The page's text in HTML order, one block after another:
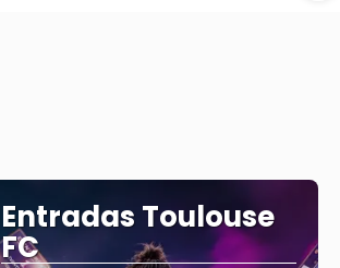
Entradas Toulouse
FC